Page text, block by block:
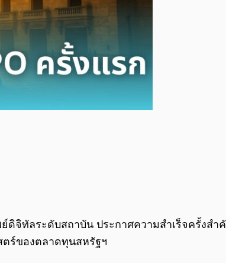
ดิจิทัลระดับสถาบัน ประกาศความสำเร็จครั้งส
ตร์ของตลาดทุนสหรัฐฯ